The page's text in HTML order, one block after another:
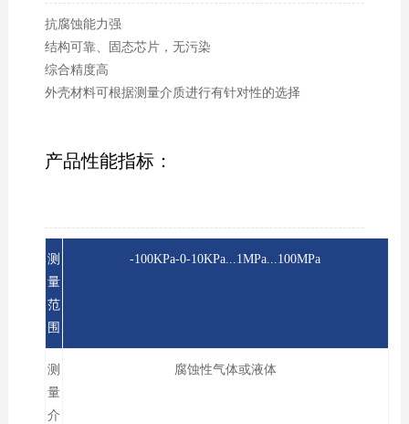
抗腐蚀能力强
结构可靠、固态芯片，无污染
综合精度高
外壳材料可根据测量介质进行有针对性的选择
产品性能指标：
测
量
范
围
-100KPa-0-10KPa...1MPa...100MPa
测
量
介
腐蚀性气体或液体